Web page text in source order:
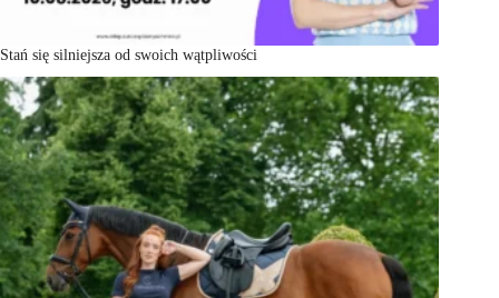
Stań się silniejsza od swoich wątpliwości